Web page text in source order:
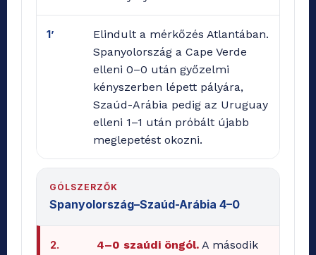
1’
Elindult a mérkőzés Atlantában.
Spanyolország a Cape Verde
elleni 0–0 után győzelmi
kényszerben lépett pályára,
Szaúd-Arábia pedig az Uruguay
elleni 1–1 után próbált újabb
meglepetést okozni.
GÓLSZERZŐK
Spanyolország–Szaúd-Arábia 4–0
2.
4–0 szaúdi öngól. A második